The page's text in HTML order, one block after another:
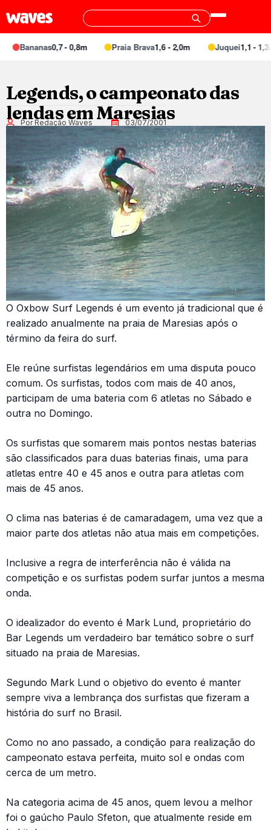
Bananas0,7 - 0,8m Praia Brava1,6 - 2,0m Juquei1,1 - 1,3m
Legends, o campeonato das
lendas em Maresias
Por Redação Waves 03/07/2001
O Oxbow Surf Legends é um evento já tradicional que é
realizado anualmente na praia de Maresias após o
término da feira do surf.
Ele reúne surfistas legendários em uma disputa pouco
comum. Os surfistas, todos com mais de 40 anos,
participam de uma bateria com 6 atletas no Sábado e
outra no Domingo.
Os surfistas que somarem mais pontos nestas baterias
são classificados para duas baterias finais, uma para
atletas entre 40 e 45 anos e outra para atletas com
mais de 45 anos.
O clima nas baterias é de camaradagem, uma vez que a
maior parte dos atletas não atua mais em competições.
Inclusive a regra de interferência não é válida na
competição e os surfistas podem surfar juntos a mesma
onda.
O idealizador do evento é Mark Lund, proprietário do
Bar Legends um verdadeiro bar temático sobre o surf
situado na praia de Maresias.
Segundo Mark Lund o objetivo do evento é manter
sempre viva a lembrança dos surfistas que fizeram a
história do surf no Brasil.
Como no ano passado, a condição para realização do
campeonato estava perfeita, muito sol e ondas com
cerca de um metro.
Na categoria acima de 45 anos, quem levou a melhor
foi o gaúcho Paulo Sfeton, que atualmente reside em